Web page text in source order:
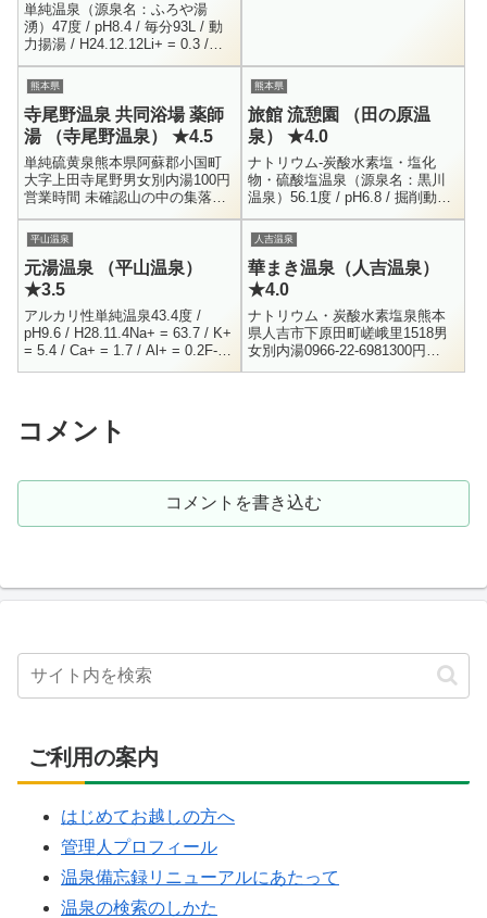
単純温泉（源泉名：ふろや湯
湧）47度 / pH8.4 / 毎分93L / 動
力揚湯 / H24.12.12Li+ = 0.3 /
Na+ = 163.7 / K+ = 3.2 / ...
熊本県
寺尾野温泉 共同浴場 薬師
湯 （寺尾野温泉） ★4.5
単純硫黄泉熊本県阿蘇郡小国町
大字上田寺尾野男女別内湯100円
営業時間 未確認山の中の集落に
ある共同浴場です。以前一度入
ったことがあると言う友人の案
内で来たのですが、迷ってしま
いまし...
熊本県
旅館 流憩園 （田の原温
泉） ★4.0
ナトリウム-炭酸水素塩・塩化
物・硫酸塩温泉（源泉名：黒川
温泉）56.1度 / pH6.8 / 掘削動力
揚湯 / R3.2.15Li+ = 0.4 / Na+ =
186.7 / K...
平山温泉
元湯温泉 （平山温泉）
★3.5
アルカリ性単純温泉43.4度 /
pH9.6 / H28.11.4Na+ = 63.7 / K+
= 5.4 / Ca+ = 1.7 / Al+ = 0.2F- =
5.1 / C...
人吉温泉
華まき温泉（人吉温泉）
★4.0
ナトリウム・炭酸水素塩泉熊本
県人吉市下原田町嵯峨里1518男
女別内湯0966-22-6981300円
10:00 - 22:30人吉温泉郷にある、
コメント
コメントを書き込む
ご利用の案内
はじめてお越しの方へ
管理人プロフィール
温泉備忘録リニューアルにあたって
温泉の検索のしかた